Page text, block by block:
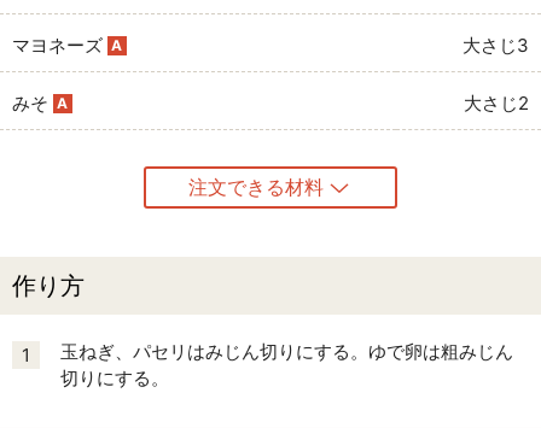
マヨネーズ A 大さじ3
みそ A 大さじ2
注文できる材料
作り方
1
玉ねぎ、パセリはみじん切りにする。ゆで卵は粗みじん
切りにする。